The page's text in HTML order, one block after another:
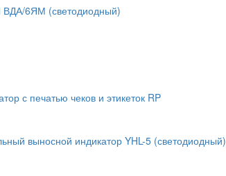
ВДА/6ЯМ (светодиодный)
с печатью чеков и этикеток RP
выносной индикатор YHL-5 (светодиодный)